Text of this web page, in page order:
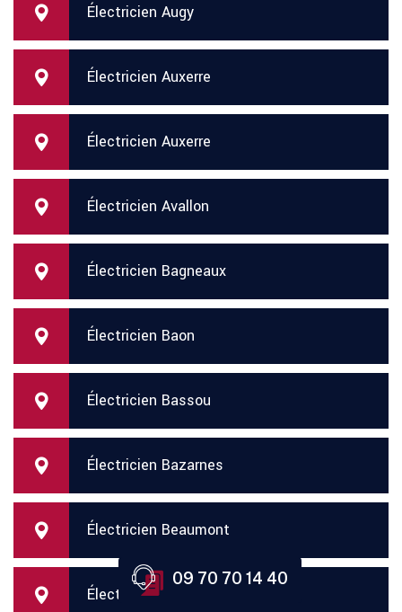
Électricien Augy
Électricien Auxerre
Électricien Auxerre
Électricien Avallon
Électricien Bagneaux
Électricien Baon
Électricien Bassou
Électricien Bazarnes
Électricien Beaumont
Électricien Beauvilliers
09 70 70 14 40